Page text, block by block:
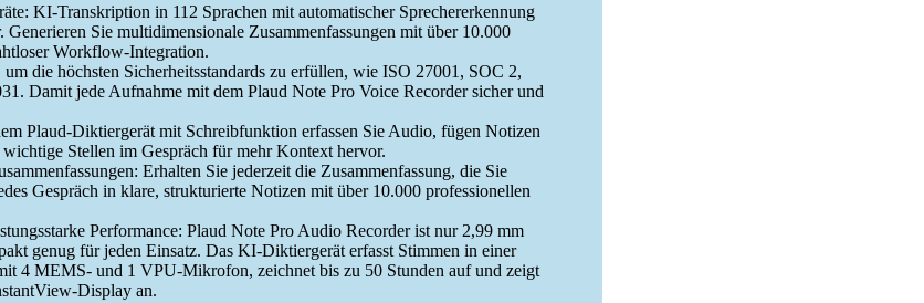
KI-Transkription in 112 Sprachen mit automatischer Sprechererkennung
Generieren Sie multidimensionale Zusammenfassungen mit über 10.000
Workflow-Integration.
die höchsten Sicherheitsstandards zu erfüllen, wie ISO 27001, SOC 2,
Damit jede Aufnahme mit dem Plaud Note Pro Voice Recorder sicher und
Plaud-Diktiergerät mit Schreibfunktion erfassen Sie Audio, fügen Notizen
Stellen im Gespräch für mehr Kontext hervor.
Erhalten Sie jederzeit die Zusammenfassung, die Sie
Gespräch in klare, strukturierte Notizen mit über 10.000 professionellen
Performance: Plaud Note Pro Audio Recorder ist nur 2,99 mm
genug für jeden Einsatz. Das KI-Diktiergerät erfasst Stimmen in einer
4 MEMS- und 1 VPU-Mikrofon, zeichnet bis zu 50 Stunden auf und zeigt
Display an.